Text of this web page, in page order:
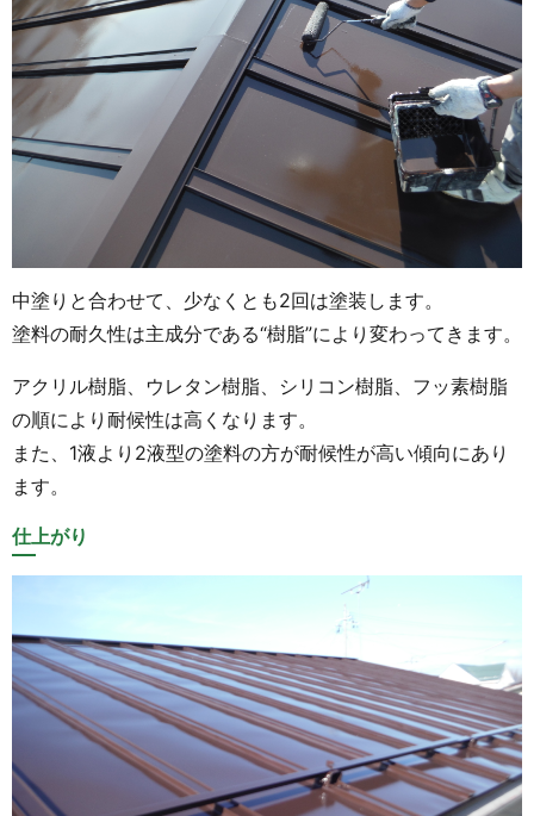
中塗りと合わせて、少なくとも2回は塗装します。
塗料の耐久性は主成分である“樹脂”により変わってきます。
アクリル樹脂、ウレタン樹脂、シリコン樹脂、フッ素樹脂
の順により耐候性は高くなります。
また、1液より2液型の塗料の方が耐候性が高い傾向にあり
ます。
仕上がり